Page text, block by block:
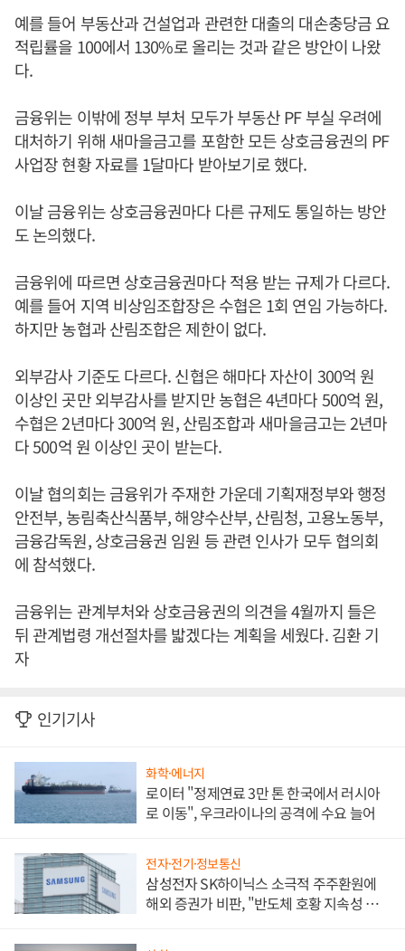
예를 들어 부동산과 건설업과 관련한 대출의 대손충당금 요
적립률을 100에서 130%로 올리는 것과 같은 방안이 나왔
다.
금융위는 이밖에 정부 부처 모두가 부동산 PF 부실 우려에
대처하기 위해 새마을금고를 포함한 모든 상호금융권의 PF
사업장 현황 자료를 1달마다 받아보기로 했다.
이날 금융위는 상호금융권마다 다른 규제도 통일하는 방안
도 논의했다.
금융위에 따르면 상호금융권마다 적용 받는 규제가 다르다.
예를 들어 지역 비상임조합장은 수협은 1회 연임 가능하다.
하지만 농협과 산림조합은 제한이 없다.
외부감사 기준도 다르다. 신협은 해마다 자산이 300억 원
이상인 곳만 외부감사를 받지만 농협은 4년마다 500억 원,
수협은 2년마다 300억 원, 산림조합과 새마을금고는 2년마
다 500억 원 이상인 곳이 받는다.
이날 협의회는 금융위가 주재한 가운데 기획재정부와 행정
안전부, 농림축산식품부, 해양수산부, 산림청, 고용노동부,
금융감독원, 상호금융권 임원 등 관련 인사가 모두 협의회
에 참석했다.
금융위는 관계부처와 상호금융권의 의견을 4월까지 들은
뒤 관계법령 개선절차를 밟겠다는 계획을 세웠다. 김환 기
자
인기기사
화학·에너지
로이터 "정제연료 3만 톤 한국에서 러시아
로 이동", 우크라이나의 공격에 수요 늘어
전자·전기·정보통신
삼성전자 SK하이닉스 소극적 주주환원에
해외 증권가 비판, "반도체 호황 지속성 의